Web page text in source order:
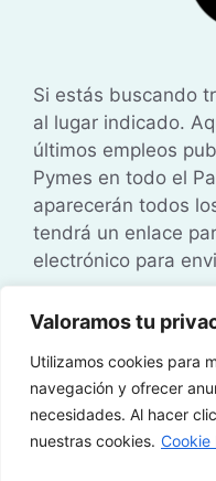
Valoramos tu
Utilizamos cookies para
navegación y ofrecer
necesidades. Al hacer
nuestras cookies. Cookie
Si estás buscando
al lugar indicado.
últimos empleos
Pymes en todo el
aparecerán todos
tendrá un enlace
electrónico para
Política de Cookies
Aviso Legal
© 2026 Trabajos
porTrabajoyCV|